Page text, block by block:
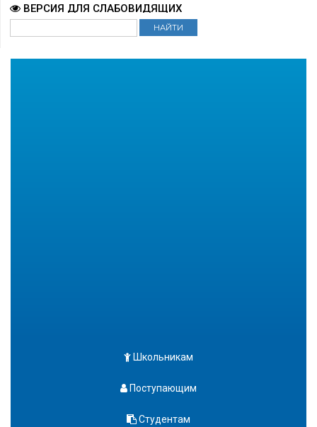
ВЕРСИЯ ДЛЯ СЛАБОВИДЯЩИХ
Школьникам
Поступающим
Студентам